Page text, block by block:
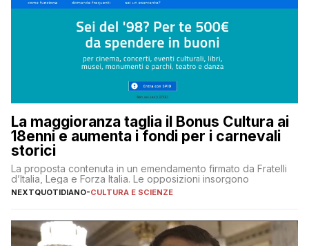
La maggioranza taglia il Bonus Cultura ai
18enni e aumenta i fondi per i carnevali
storici
La proposta contenuta in un emendamento firmato da Fratelli
d’Italia, Lega e Forza Italia. Le opposizioni insorgono
NEXTQUOTIDIANO-CULTURA E SCIENZE